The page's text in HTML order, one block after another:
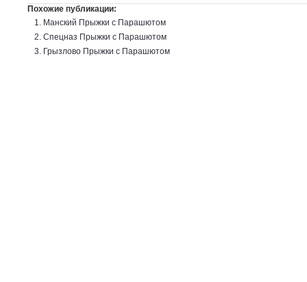
Похожие публикации:
Манский Прыжки с Парашютом
Спецназ Прыжки с Парашютом
Грызлово Прыжки с Парашютом